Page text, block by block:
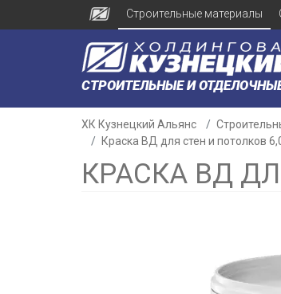
Строительные материалы
СТРОИТЕЛЬНЫЕ И
ХК Кузнецкий Альянс
Краска ВД для стен и потолков
КРАСКА ВД